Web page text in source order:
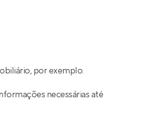
por exemplo.
necessárias até